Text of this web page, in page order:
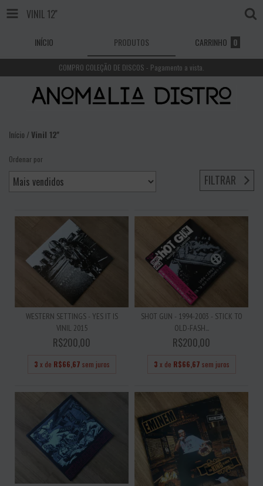
VINIL 12''
INÍCIO PRODUTOS CARRINHO 0
COMPRO COLEÇÃO DE DISCOS - Pagamento a vista.
Início /Vinil 12''
Ordenar por
FILTRAR
WESTERN SETTINGS - YES IT IS
VINIL 2015
R$200,00
3 x de R$66,67 sem juros
SHOT GUN - 1994-2003 - STICK TO
OLD-FASH...
R$200,00
3 x de R$66,67 sem juros